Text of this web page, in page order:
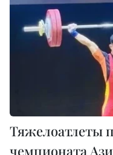
Тяжелоатлеты
чемпионата